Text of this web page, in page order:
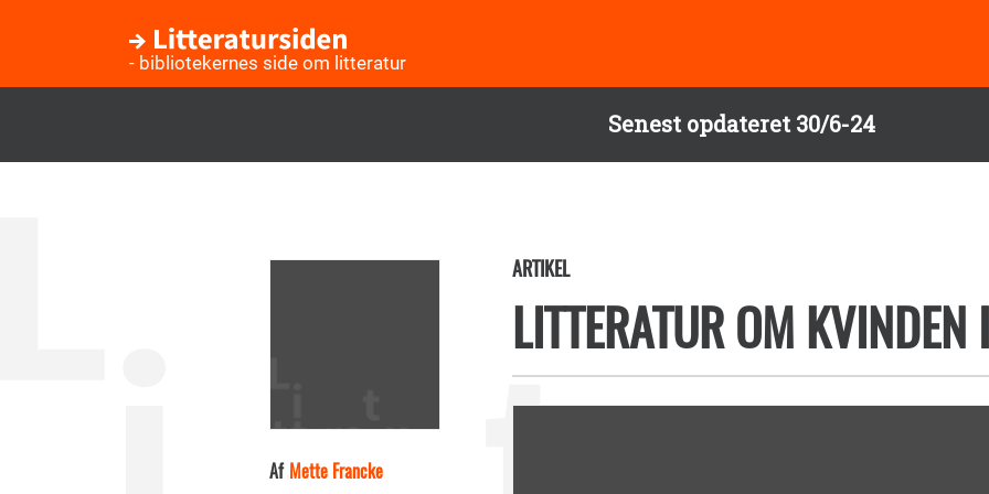
Senest opdateret 30/6-24
- bibliotekernes side om litteratur
Af Mette Francke
ARTIKEL
LITTERATUR OM